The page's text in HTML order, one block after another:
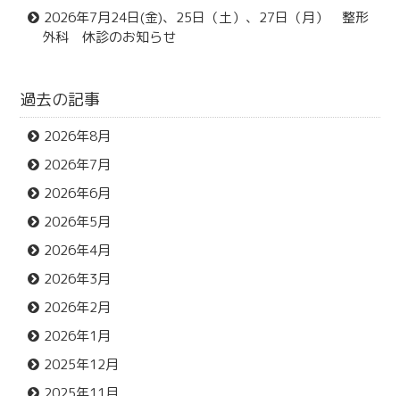
2026年7月24日(金)、25日（土）、27日（月） 整形
外科 休診のお知らせ
過去の記事
2026年8月
2026年7月
2026年6月
2026年5月
2026年4月
2026年3月
2026年2月
2026年1月
2025年12月